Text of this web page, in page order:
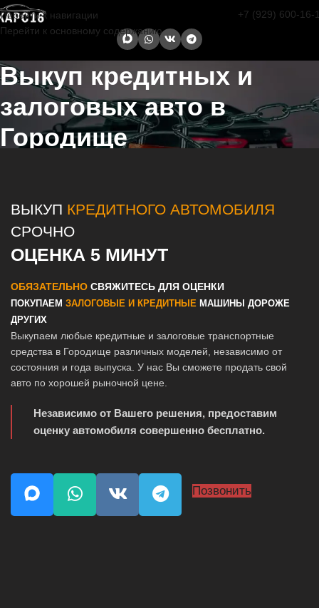
Перейти к навигации
Перейти к основному содержанию
+7 (929) 600-16-
Выкуп кредитных и
залоговых авто в
Городище
ВЫКУП КРЕДИТНОГО АВТОМОБИЛЯ
СРОЧНО
ОЦЕНКА 5 МИНУТ
ОБЯЗАТЕЛЬНО СВЯЖИТЕСЬ ДЛЯ ОЦЕНКИ
ПОКУПАЕМ ЗАЛОГОВЫЕ И КРЕДИТНЫЕ МАШИНЫ ДОРОЖЕ
ДРУГИХ
Выкупаем любые кредитные и залоговые транспортные
средства в Городище различных моделей, независимо от
состояния и года выпуска. У нас Вы сможете продать свой
авто по хорошей рыночной цене.
Независимо от Вашего решения, предоставим
оценку автомобиля совершенно бесплатно.
Позвонить